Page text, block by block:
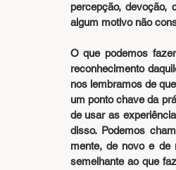
percepção, devoção,
algum motivo não
O que podemos
reconhecimento
nos lembramos de
um ponto chave da
de usar as
disso. Podemos
mente, de novo e de
semelhante ao que